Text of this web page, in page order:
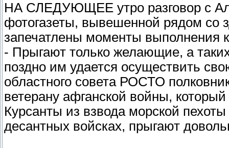
НА СЛЕДУЮЩЕЕ утро разговор с
фотогазеты, вывешенной рядом со
запечатлены моменты выполнения
- Прыгают только желающие, а
поздно им удается осуществить
областного совета РОСТО
ветерану афганской войны,
Курсанты из взвода морской
десантных войсках, прыгают